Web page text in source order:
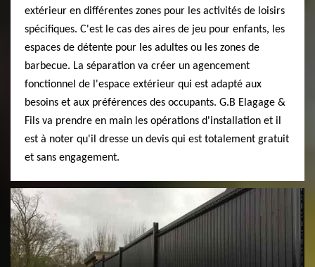
extérieur en différentes zones pour les activités de loisirs
spécifiques. C'est le cas des aires de jeu pour enfants, les
espaces de détente pour les adultes ou les zones de
barbecue. La séparation va créer un agencement
fonctionnel de l'espace extérieur qui est adapté aux
besoins et aux préférences des occupants. G.B Elagage &
Fils va prendre en main les opérations d'installation et il
est à noter qu'il dresse un devis qui est totalement gratuit
et sans engagement.